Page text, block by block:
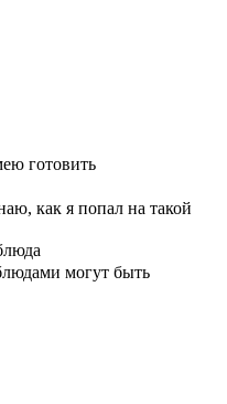
готовить
как я попал на такой
могут быть